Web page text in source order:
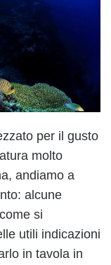
per il gusto
molto
andiamo a
alcune
si
utili indicazioni
in tavola in